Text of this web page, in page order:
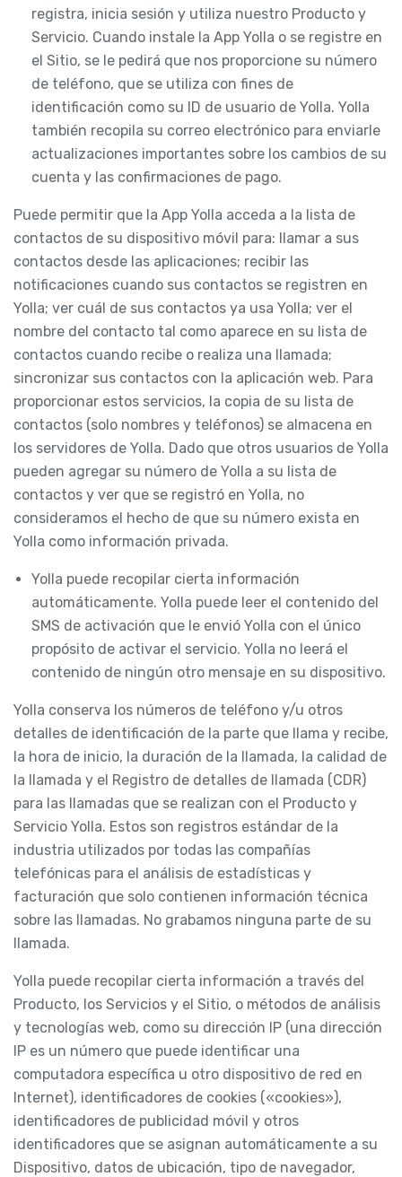
registra, inicia sesión y utiliza nuestro Producto y
Servicio. Cuando instale la App Yolla o se registre en
el Sitio, se le pedirá que nos proporcione su número
de teléfono, que se utiliza con fines de
identificación como su ID de usuario de Yolla. Yolla
también recopila su correo electrónico para enviarle
actualizaciones importantes sobre los cambios de su
cuenta y las confirmaciones de pago.
Puede permitir que la App Yolla acceda a la lista de
contactos de su dispositivo móvil para: llamar a sus
contactos desde las aplicaciones; recibir las
notificaciones cuando sus contactos se registren en
Yolla; ver cuál de sus contactos ya usa Yolla; ver el
nombre del contacto tal como aparece en su lista de
contactos cuando recibe o realiza una llamada;
sincronizar sus contactos con la aplicación web. Para
proporcionar estos servicios, la copia de su lista de
contactos (solo nombres y teléfonos) se almacena en
los servidores de Yolla. Dado que otros usuarios de Yolla
pueden agregar su número de Yolla a su lista de
contactos y ver que se registró en Yolla, no
consideramos el hecho de que su número exista en
Yolla como información privada.
Yolla puede recopilar cierta información
automáticamente. Yolla puede leer el contenido del
SMS de activación que le envió Yolla con el único
propósito de activar el servicio. Yolla no leerá el
contenido de ningún otro mensaje en su dispositivo.
Yolla conserva los números de teléfono y/u otros
detalles de identificación de la parte que llama y recibe,
la hora de inicio, la duración de la llamada, la calidad de
la llamada y el Registro de detalles de llamada (CDR)
para las llamadas que se realizan con el Producto y
Servicio Yolla. Estos son registros estándar de la
industria utilizados por todas las compañías
telefónicas para el análisis de estadísticas y
facturación que solo contienen información técnica
sobre las llamadas. No grabamos ninguna parte de su
llamada.
Yolla puede recopilar cierta información a través del
Producto, los Servicios y el Sitio, o métodos de análisis
y tecnologías web, como su dirección IP (una dirección
IP es un número que puede identificar una
computadora específica u otro dispositivo de red en
Internet), identificadores de cookies («cookies»),
identificadores de publicidad móvil y otros
identificadores que se asignan automáticamente a su
Dispositivo, datos de ubicación, tipo de navegador,